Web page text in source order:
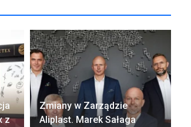
z
Zmiany w Zarządzie
Aliplast. Marek Sałaga